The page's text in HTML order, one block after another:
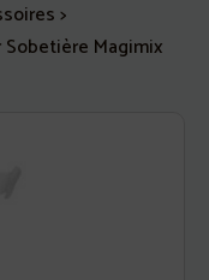
>
Sobetière Magimix